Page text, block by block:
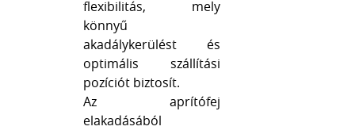
flexibilitás, mely
könnyű
akadálykerülést és
optimális szállítási
pozíciót biztosít.
Az aprítófej
elakadásából